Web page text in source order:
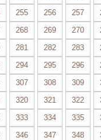
255 256 257
268 269 270
281 282 283
294 295 296
307 308 309
320 321 322
333 334 335
346 347 348